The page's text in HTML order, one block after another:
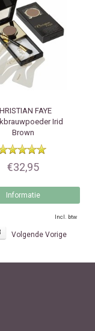
FAYE
Irid
Brown
€32,95
Informatie
Incl. btw
Volgende Vorige